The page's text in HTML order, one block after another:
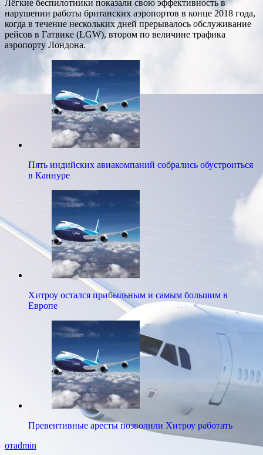
Лёгкие беспилотники показали свою эффективность в
нарушении работы британских аэропортов в конце 2018 года,
когда в течение нескольких дней прерывалось обслуживание
рейсов в Гатвике (LGW), втором по величине трафика
аэропорту Лондона.
Пять индийских авиакомпаний собрались обустроиться
в Каннуре
Хитроу остался прибыльным и самым большим в
Европе
Превентивные аресты позволили Хитроу работать
отadmin